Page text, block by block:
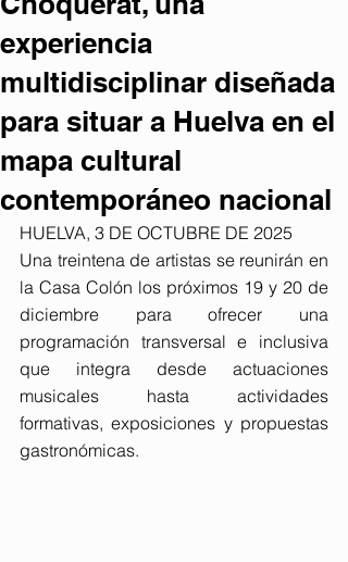
experiencia
multidisciplinar diseñada
para situar a Huelva en el
mapa cultural
contemporáneo nacional
HUELVA, 3 DE OCTUBRE DE 2025
Una treintena de artistas se reunirán en
la Casa Colón los próximos 19 y 20 de
diciembre para ofrecer una
programación transversal e inclusiva
que integra desde actuaciones
musicales hasta actividades
formativas, exposiciones y propuestas
gastronómicas.